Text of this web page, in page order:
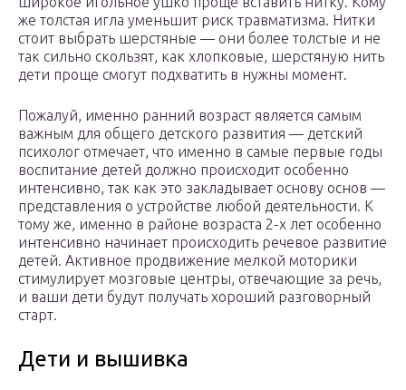
же толстая игла уменьшит риск травматизма. Нитки
стоит выбрать шерстяные — они более толстые и не
так сильно скользят, как хлопковые, шерстяную нить
дети проще смогут подхватить в нужны момент.
Пожалуй, именно ранний возраст является самым
важным для общего детского развития — детский
психолог отмечает, что именно в самые первые годы
воспитание детей должно происходит особенно
интенсивно, так как это закладывает основу основ —
представления о устройстве любой деятельности. К
тому же, именно в районе возраста 2-х лет особенно
интенсивно начинает происходить речевое развитие
детей. Активное продвижение мелкой моторики
стимулирует мозговые центры, отвечающие за речь,
и ваши дети будут получать хороший разговорный
старт.
Дети и вышивка